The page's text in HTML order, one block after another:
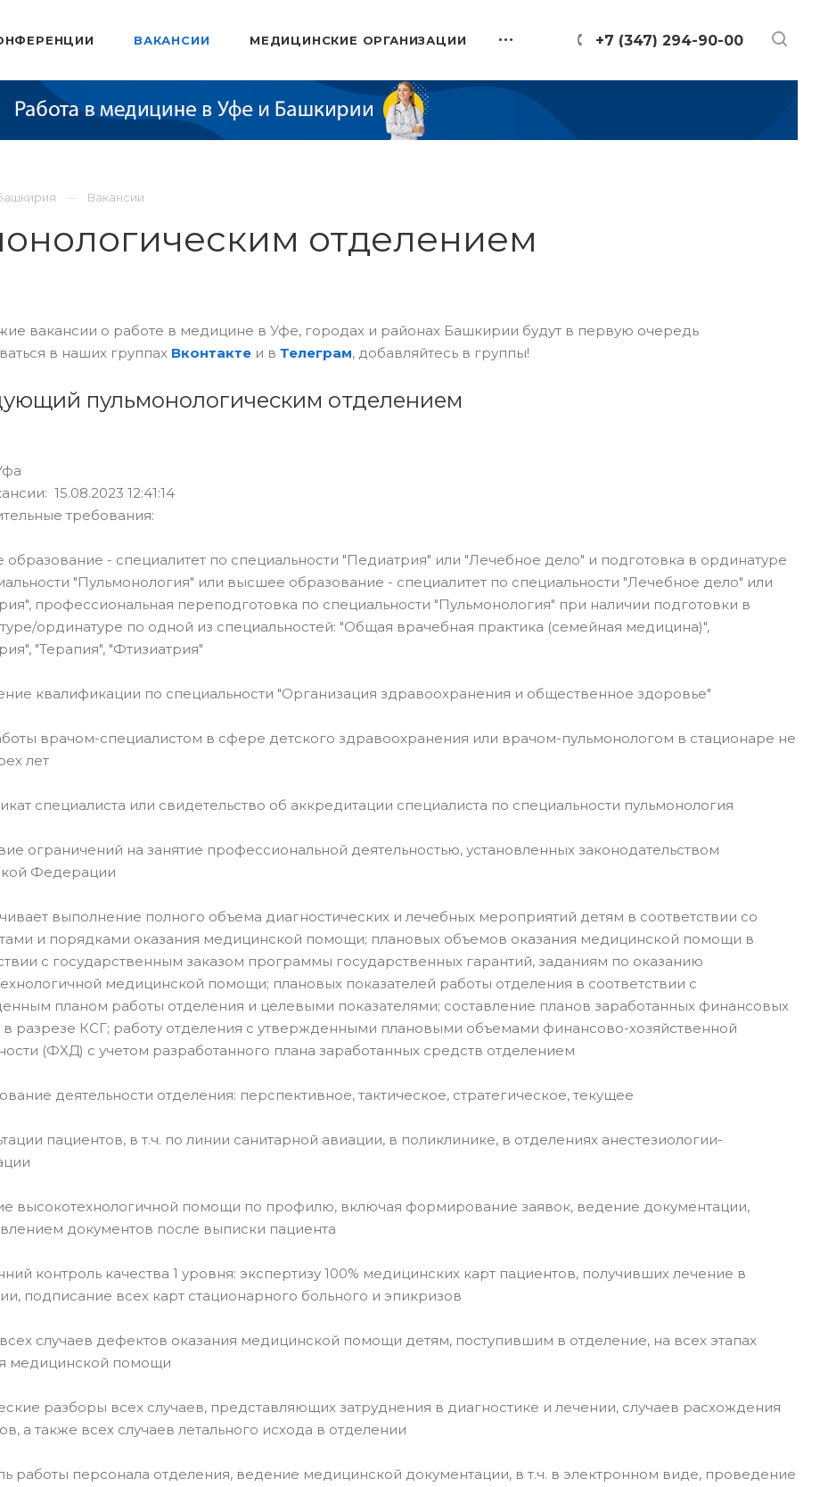
+7 (347) 294-90-00
ВАКАНСИИ МЕДИЦИНСКИЕ ОРГАНИЗАЦИИ
Вакансии
отделением
вакансии о работе в медицине в Уфе, городах и районах Башкирии будут в первую очередь
в наших группах Вконтактеи в Телеграм, добавляйтесь в группы!
пульмонологическим отделением
15.08.2023 12:41:14
требования:
образование - специалитет по специальности "Педиатрия" или "Лечебное дело" и подготовка в ординатуре
"Пульмонология" или высшее образование - специалитет по специальности "Лечебное дело" или
профессиональная переподготовка по специальности "Пульмонология" при наличии подготовки в
ординатуре по одной из специальностей: "Общая врачебная практика (семейная медицина)",
"Терапия", "Фтизиатрия"
квалификации по специальности "Организация здравоохранения и общественное здоровье"
врачом-специалистом в сфере детского здравоохранения или врачом-пульмонологом в стационаре не
лет
специалиста или свидетельство об аккредитации специалиста по специальности пульмонология
ограничений на занятие профессиональной деятельностью, установленных законодательством
Федерации
выполнение полного объема диагностических и лечебных мероприятий детям в соответствии со
и порядками оказания медицинской помощи; плановых объемов оказания медицинской помощи в
с государственным заказом программы государственных гарантий, заданиям по оказанию
медицинской помощи; плановых показателей работы отделения в соответствии с
планом работы отделения и целевыми показателями; составление планов заработанных финансовых
в разрезе КСГ; работу отделения с утвержденными плановыми объемами финансово-хозяйственной
(ФХД) с учетом разработанного плана заработанных средств отделением
деятельности отделения: перспективное, тактическое, стратегическое, текущее
пациентов, в т.ч. по линии санитарной авиации, в поликлинике, в отделениях анестезиологии-
высокотехнологичной помощи по профилю, включая формирование заявок, ведение документации,
документов после выписки пациента
контроль качества 1 уровня: экспертизу 100% медицинских карт пациентов, получивших лечение в
подписание всех карт стационарного больного и эпикризов
всех случаев дефектов оказания медицинской помощи детям, поступившим в отделение, на всех этапах
медицинской помощи
разборы всех случаев, представляющих затруднения в диагностике и лечении, случаев расхождения
а также всех случаев летального исхода в отделении
работы персонала отделения, ведение медицинской документации, в т.ч. в электронном виде, проведение